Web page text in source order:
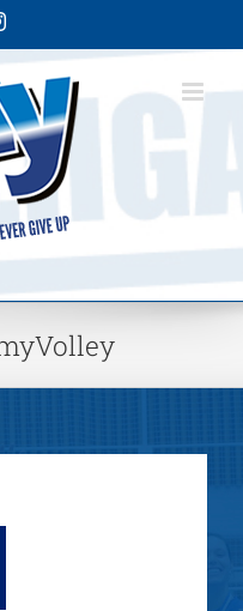
Instagram